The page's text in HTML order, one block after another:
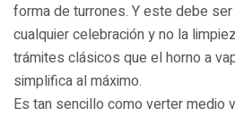
forma de turrones. Y este debe
cualquier celebración y no la
trámites clásicos que el horno a
simplifica al máximo.
Es tan sencillo como verter medio